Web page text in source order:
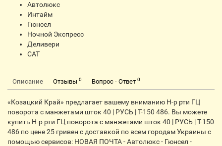
Автолюкс
Интайм
Гюнсел
Ночной Экспресс
Деливери
CАТ
Описание Отзывы 0 Вопрос - Ответ 0
«Козацкий Край» предлагает вашему вниманию Н-р рти ГЦ
поворота с манжетами шток 40 | РУСЬ | Т-150 486. Вы можете
купить Н-р рти ГЦ поворота с манжетами шток 40 | РУСЬ | Т-150
486 по цене 25 гривен с доставкой по всем городам Украины с
помощью сервисов: НОВАЯ ПОЧТА - Автолюкс - Гюнсел -